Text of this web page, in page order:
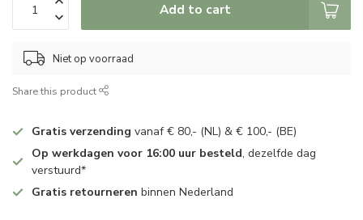
Add to cart
Niet op voorraad
Share this product
Gratis verzending vanaf € 80,- (NL) & € 100,- (BE)
Op werkdagen voor 16:00 uur besteld, dezelfde dag
verstuurd*
Gratis retourneren binnen Nederland